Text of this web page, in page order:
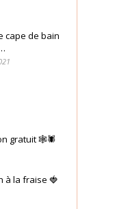
cape de bain
gratuit 🕸🕷
à la fraise 🍓